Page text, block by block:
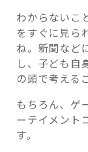
わからないこ
をすぐに見ら
ね。新聞など
し、子ども自
の頭で考える
もちろん、ゲ
ーテイメント
す。